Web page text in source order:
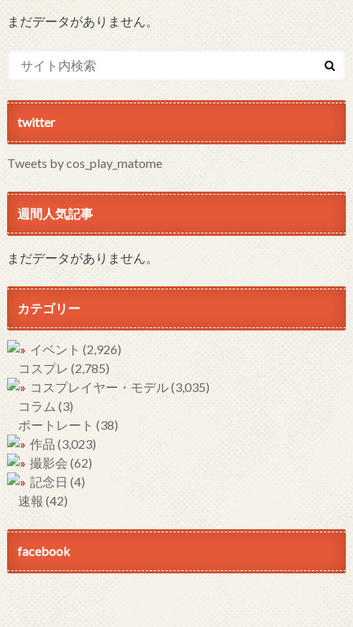
まだデータがありません。
twitter
Tweets by cos_play_matome
週間人気記事
まだデータがありません。
カテゴリー
イベント (2,926)
コスプレ (2,785)
コスプレイヤー・モデル(3,035)
コラム (3)
ポートレート (38)
作品 (3,023)
撮影会 (62)
記念日 (4)
速報 (42)
facebook